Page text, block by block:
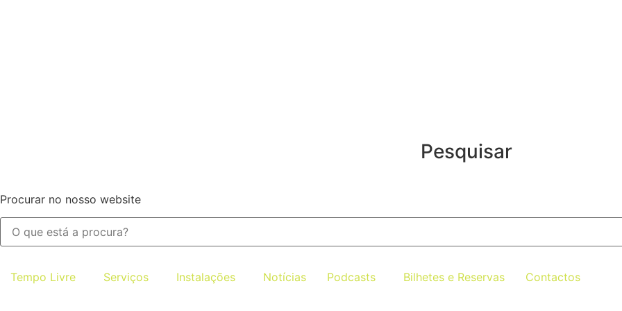
Pesquisar
Procurar no nosso website
Tempo Livre Serviços Instalações Notícias Podcasts Bilhetes e Reservas Contactos